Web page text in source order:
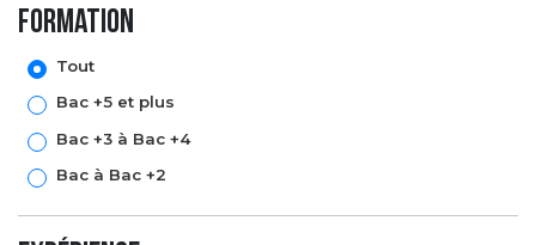
formation
Tout
Bac +5 et plus
Bac +3 à Bac +4
Bac à Bac +2